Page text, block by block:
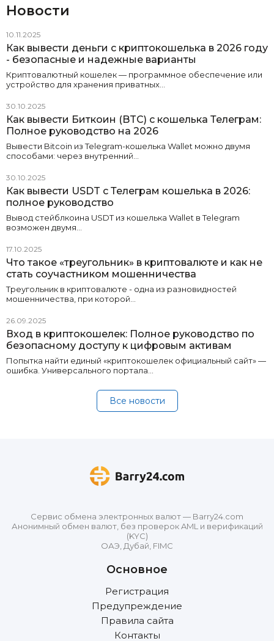
Новости
10.11.2025
Как вывести деньги с криптокошелька в 2026 году
- безопасные и надежные варианты
Криптовалютный кошелек — программное обеспечение или
устройство для хранения приватных…
30.10.2025
Как вывести Биткоин (BTC) с кошелька Телеграм:
Полное руководство на 2026
Вывести Bitcoin из Telegram-кошелька Wallet можно двумя
способами: через внутренний…
30.10.2025
Как вывести USDT с Телеграм кошелька в 2026:
полное руководство
Вывод стейблкоина USDT из кошелька Wallet в Telegram
возможен двумя…
17.10.2025
Что такое «треугольник» в криптовалюте и как не
стать соучастником мошенничества
Треугольник в криптовалюте - одна из разновидностей
мошенничества, при которой…
26.09.2025
Вход в криптокошелек: Полное руководство по
безопасному доступу к цифровым активам
Попытка найти единый «криптокошелек официальный сайт» —
ошибка. Универсального портала…
Все новости
Сервис обмена электронных валют — Barry24.com
Анонимный обмен валют, без проверок AML и верификаций
(KYC)
ОАЭ, Дубай, FIMC
Основное
Регистрация
Предупреждение
Правила сайта
Контакты